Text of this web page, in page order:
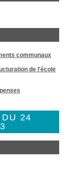
communaux
de l'école
24